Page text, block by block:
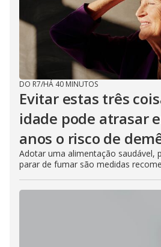
DO R7/HÁ 40 MINUTOS
Evitar estas três
idade pode atrasar
anos o risco de
Adotar uma alimentação saudável,
parar de fumar são medidas